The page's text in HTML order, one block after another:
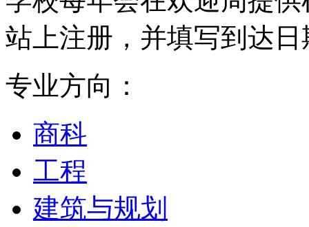
站上注册，并填写到达
专业方向：
商科
工程
建筑与规划